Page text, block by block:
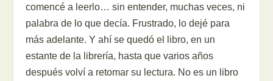
comencé a leerlo… sin entender, muchas veces, ni
palabra de lo que decía. Frustrado, lo dejé para
más adelante. Y ahí se quedó el libro, en un
estante de la librería, hasta que varios años
después volví a retomar su lectura. No es un libro